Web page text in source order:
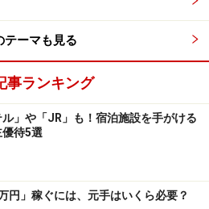
テーマも見る
事ランキング
ル」や「JR」も！宿泊施設を手がける
待5選
円」稼ぐには、元手はいくら必要？